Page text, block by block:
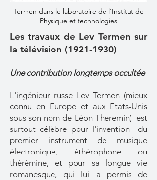
Termen dans le laboratoire de l'Institut de
Physique et technologies
Les travaux de Lev Termen sur
la télévision (1921-1930)
Une contribution longtemps occultée
L'ingénieur russe Lev Termen (mieux
connu en Europe et aux Etats-Unis
sous son nom de Léon Theremin) est
surtout célèbre pour l'invention du
premier instrument de musique
électronique, éthérophone ou
thérémine, et pour sa longue vie
romanesque, qui lui a permis de